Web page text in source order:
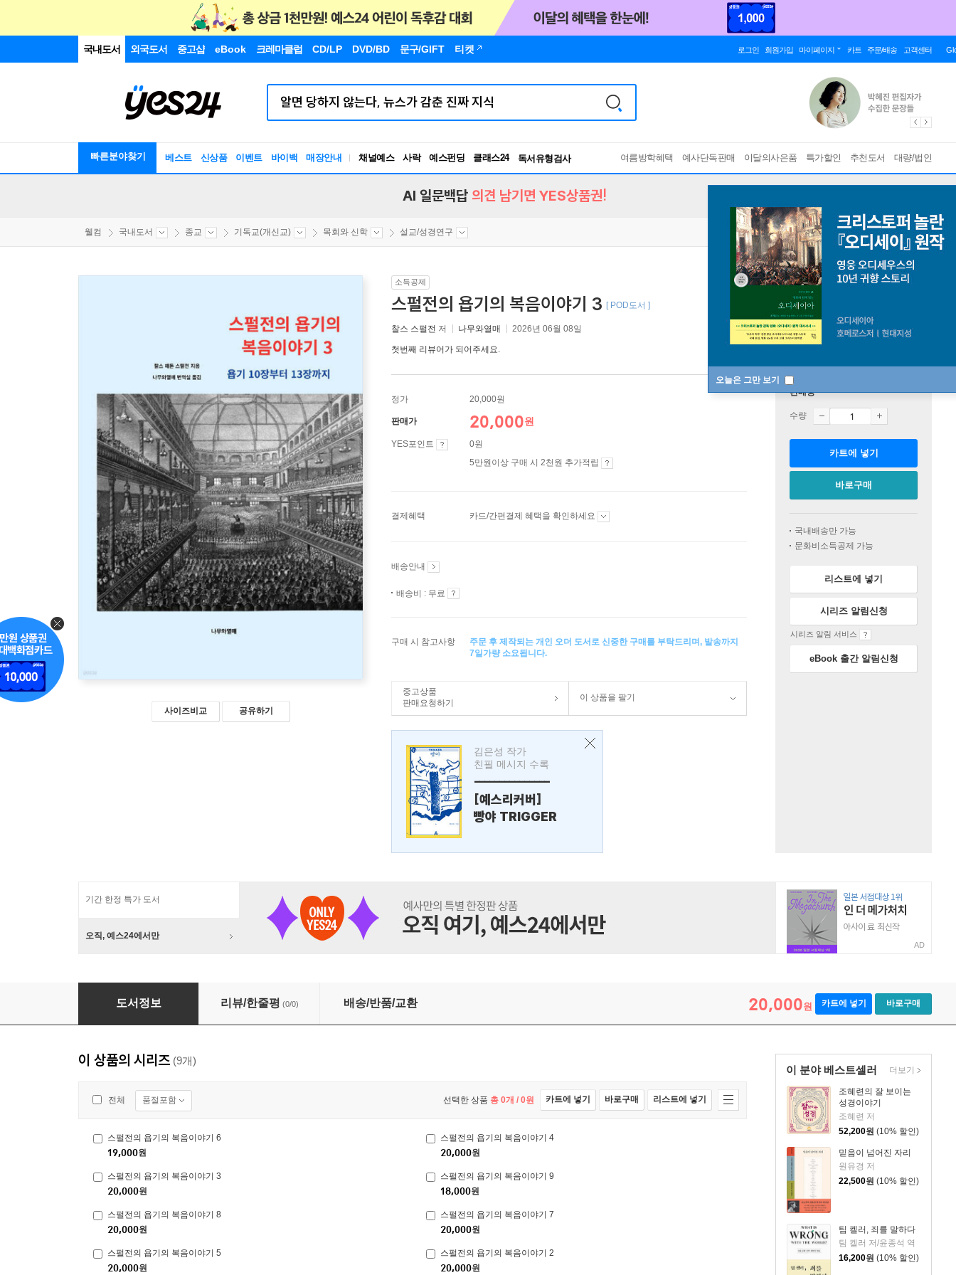
국내도서 외국도서 중고샵 eBook 크레마클럽 CD/LP DVD/BD 문구/GIFT 티켓 로그인 회원가입 마이페이지 카트 주문/배송 고객센터
빠른분야찾기 베스트 신상품 이벤트 바이백 매장안내 채널예스 사락 예스펀딩 클래스24
독서유형검사
RBTI Lab
여름방학혜택 예사단독판매 이달의사은품 특가할인 추천도서 대량/법인
오늘은 그만 보기
AI 일문백답 의견 남기면 YES상품권!
웰컴 국내도서 종교 기독교(개신교) 목회와 신학 설교/성경연구
사이즈비교 공유하기
소득공제
스펄전의 욥기의 복음이야기 3 [ POD도서 ]
찰스 스펄전 저 나무와열매 2026년 06월 08일
첫번째 리뷰어가 되어주세요.
정가 20,000원
판매가 20,000원
YES포인트
0원
5만원이상 구매 시 2천원 추가적립
결제혜택 카드/간편결제 혜택을 확인하세요
배송안내
배송비 : 무료
구매 시 참고사항
주문 후 제작되는 개인 오더 도서로 신중한 구매를 부탁드리며, 발송까지
7일가량 소요됩니다.
중고상품
판매요청하기
이 상품을 팔기
김은성 작가
친필 메시지 수록
---------------
[예스리커버]
빵야 TRIGGER
판매중
수량
카트에 넣기
바로구매
국내배송만 가능
문화비소득공제 가능
리스트에 넣기
시리즈 알림신청
시리즈 알림 서비스
eBook 출간 알림신청
기간 한정 특가 도서
오직, 예스24에서만
AD
스펄전의 욥기의 복음이야기 3
도서정보 리뷰/한줄평 (0/0) 배송/반품/교환 20,000원 카트에 넣기 바로구매
이 분야 베스트셀러
조혜련의 잘 보이는
성경이야기
조혜련 저
52,200원 (10% 할인)
믿음이 넘어진 자리
원유경 저
22,500원 (10% 할인)
팀 켈러, 죄를 말하다
팀 켈러 저/윤종석 역
16,200원 (10% 할인)
더보기
이 상품의 시리즈 (9개)
전체 품절포함 선택한 상품 총 0개 / 0원 카트에 넣기 바로구매 리스트에 넣기
스펄전의 욥기의 복음이야기 6
19,000원
스펄전의 욥기의 복음이야기 4
20,000원
스펄전의 욥기의 복음이야기 3
20,000원
스펄전의 욥기의 복음이야기 9
18,000원
스펄전의 욥기의 복음이야기 8
20,000원
스펄전의 욥기의 복음이야기 7
20,000원
스펄전의 욥기의 복음이야기 5
20,000원
스펄전의 욥기의 복음이야기 2
20,000원